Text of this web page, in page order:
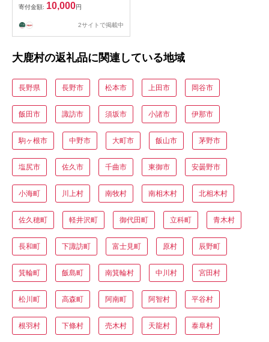
寄付金額: 10,000円
2サイトで掲載中
大鹿村の返礼品に関連している地域
長野県 長野市 松本市 上田市 岡谷市
飯田市 諏訪市 須坂市 小諸市 伊那市
駒ヶ根市 中野市 大町市 飯山市 茅野市
塩尻市 佐久市 千曲市 東御市 安曇野市
小海町 川上村 南牧村 南相木村 北相木村
佐久穂町 軽井沢町 御代田町 立科町 青木村
長和町 下諏訪町 富士見町 原村 辰野町
箕輪町 飯島町 南箕輪村 中川村 宮田村
松川町 高森町 阿南町 阿智村 平谷村
根羽村 下條村 売木村 天龍村 泰阜村